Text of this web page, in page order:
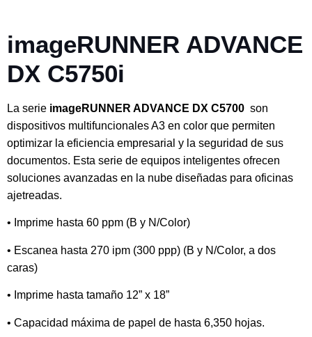
imageRUNNER ADVANCE
DX C5750i
La serie imageRUNNER ADVANCE DX C5700 son
dispositivos multifuncionales A3 en color que permiten
optimizar la eficiencia empresarial y la seguridad de sus
documentos. Esta serie de equipos inteligentes ofrecen
soluciones avanzadas en la nube diseñadas para oficinas
ajetreadas.
• Imprime hasta 60 ppm (B y N/Color)
• Escanea hasta 270 ipm (300 ppp) (B y N/Color, a dos
caras)
• Imprime hasta tamaño 12” x 18”
• Capacidad máxima de papel de hasta 6,350 hojas.